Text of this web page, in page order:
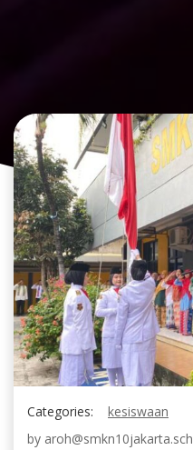
Categories:
kesiswaan
by